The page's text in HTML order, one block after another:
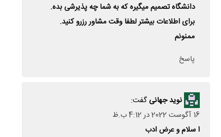
دانشگاه تصمیم میگیره که به شما چه پذیرشی بده.
برای اطلاعات بیشتر لطفا وقت مشاور رزرو کنید.
ممنونم
پاسخ
نوید جهانی گفت:
16 آگوست 2022 در 4:12 ب.ظ
ا سلام و عرض ادب